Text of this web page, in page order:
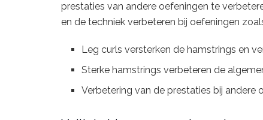
prestaties van andere oefeningen te
en de techniek verbeteren bij oefeningen
Leg curls versterken de hamstrings en
Sterke hamstrings verbeteren de
Verbetering van de prestaties bij andere